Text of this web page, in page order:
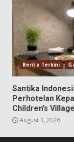
Berita Terkini
Santika
Perhotelan
Children’s
August 3, 2026